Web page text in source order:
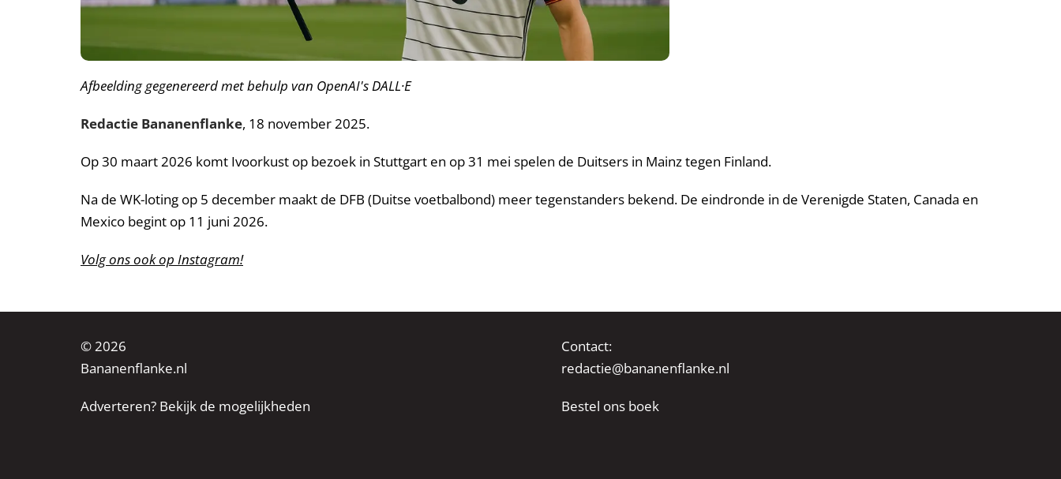
Afbeelding gegenereerd met behulp van OpenAI's DALL·E
Redactie Bananenflanke, 18 november 2025.
Op 30 maart 2026 komt Ivoorkust op bezoek in Stuttgart en op 31 mei spelen de Duitsers in Mainz tegen Finland.
Na de WK-loting op 5 december maakt de DFB (Duitse voetbalbond) meer tegenstanders bekend. De eindronde in de Verenigde Staten, Canada en
Mexico begint op 11 juni 2026.
Volg ons ook op Instagram!
© 2026
Bananenflanke.nl
Adverteren? Bekijk de mogelijkheden
Contact:
redactie@bananenflanke.nl
Bestel ons boek